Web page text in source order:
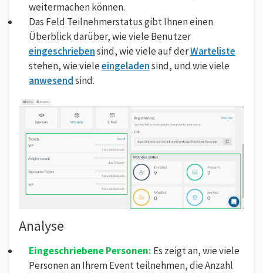
weitermachen können.
Das Feld Teilnehmerstatus gibt Ihnen einen
Überblick darüber, wie viele Benutzer
eingeschriebensind, wie viele auf derWarteliste
stehen, wie vieleeingeladensind, und wie viele
anwesendsind.
Analyse
Eingeschriebene Personen: Es zeigt an, wie viele
Personen an Ihrem Event teilnehmen, die Anzahl